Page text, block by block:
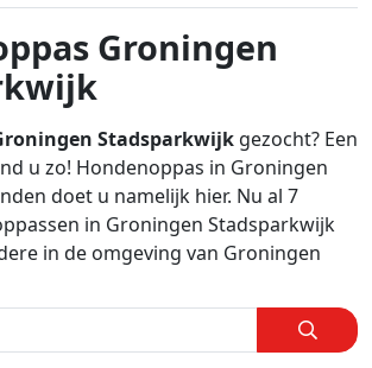
Groningen
Stadsparkwijk gezocht? Een
u zo! Hondenoppas in Groningen
doet u namelijk hier. Nu al 7
in Groningen Stadsparkwijk
in de omgeving van Groningen